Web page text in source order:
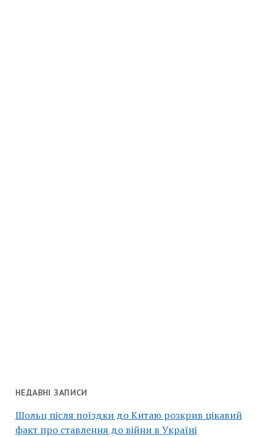
НЕДАВНІ ЗАПИСИ
Шольц після поїздки до Китаю розкрив цікавий
факт про ставлення до війни в Україні